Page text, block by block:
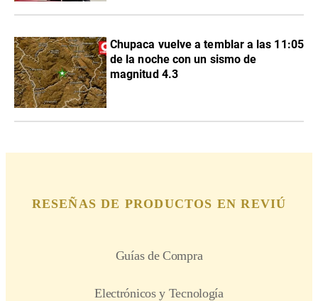
Chupaca vuelve a temblar a las 11:05
de la noche con un sismo de
magnitud 4.3